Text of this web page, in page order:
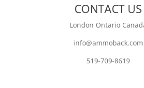
CONTACT US
London Ontario
info@ammoback.com
519-709-8619